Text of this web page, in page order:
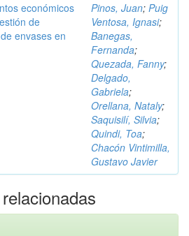
económicos
de
envases en
Pinos, Juan; Puig
Ventosa, Ignasi;
Banegas,
Fernanda;
Quezada, Fanny;
Delgado,
Gabriela;
Orellana, Nataly;
Saquisilí, Silvia;
Quindi, Toa;
Chacón Vintimilla,
Gustavo Javier